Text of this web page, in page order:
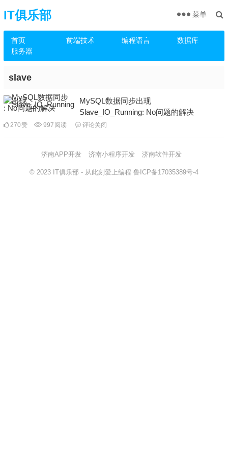
IT俱乐部
首页 前端技术 编程语言
数据库
服务器
菜单
slave
MySQL数据同步出现
Slave_IO_Running: No问题的解决
270赞 997 阅读 评论关闭
济南APP开发 济南小程序开发 济南软件开发
© 2023 IT俱乐部 - 从此刻爱上编程 鲁ICP备17035389号-4